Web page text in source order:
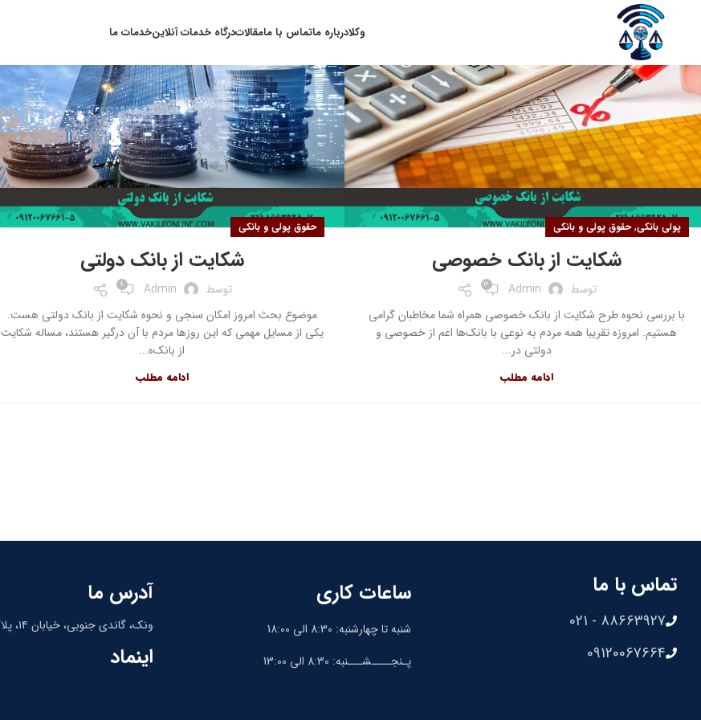
وکلادرباره ماتماس با مامقالاتدرگاه خدمات آنلاینخدمات ما
پولی بانکی,حقوق پولی و بانکی
شکایت از بانک خصوصی
توسط Admin
12
با بررسی نحوه طرح شکایت از بانک خصوصی همراه شما مخاطبان گرامی
هستیم. امروزه تقریبا همه مردم به نوعی با بانک‌ها اعم از خصوصی و
دولتی در...
ادامه مطلب
۰۵
حقوق پولی و بانکی
شکایت از بانک دولتی
توسط Admin
8
موضوع بحث امروز امکان سنجی و نحوه شکایت از بانک دولتی هست.
یکی از مسایل مهمی که این روزها مردم با آن درگیر هستند، مساله شکایت
از بانک‌ه...
ادامه مطلب
تماس با ما
88663927 - 021
09120067664
ساعات کاری
شنبه تا چهارشنبه: 8:30 الی 18:00
پـنجــــشـــنبه: 8:30 الی 13:00
آدرس ما
ونک، گاندی جنوبی، خیابان ۱۴، پلاک ۱۴، واحد ۹
اینماد